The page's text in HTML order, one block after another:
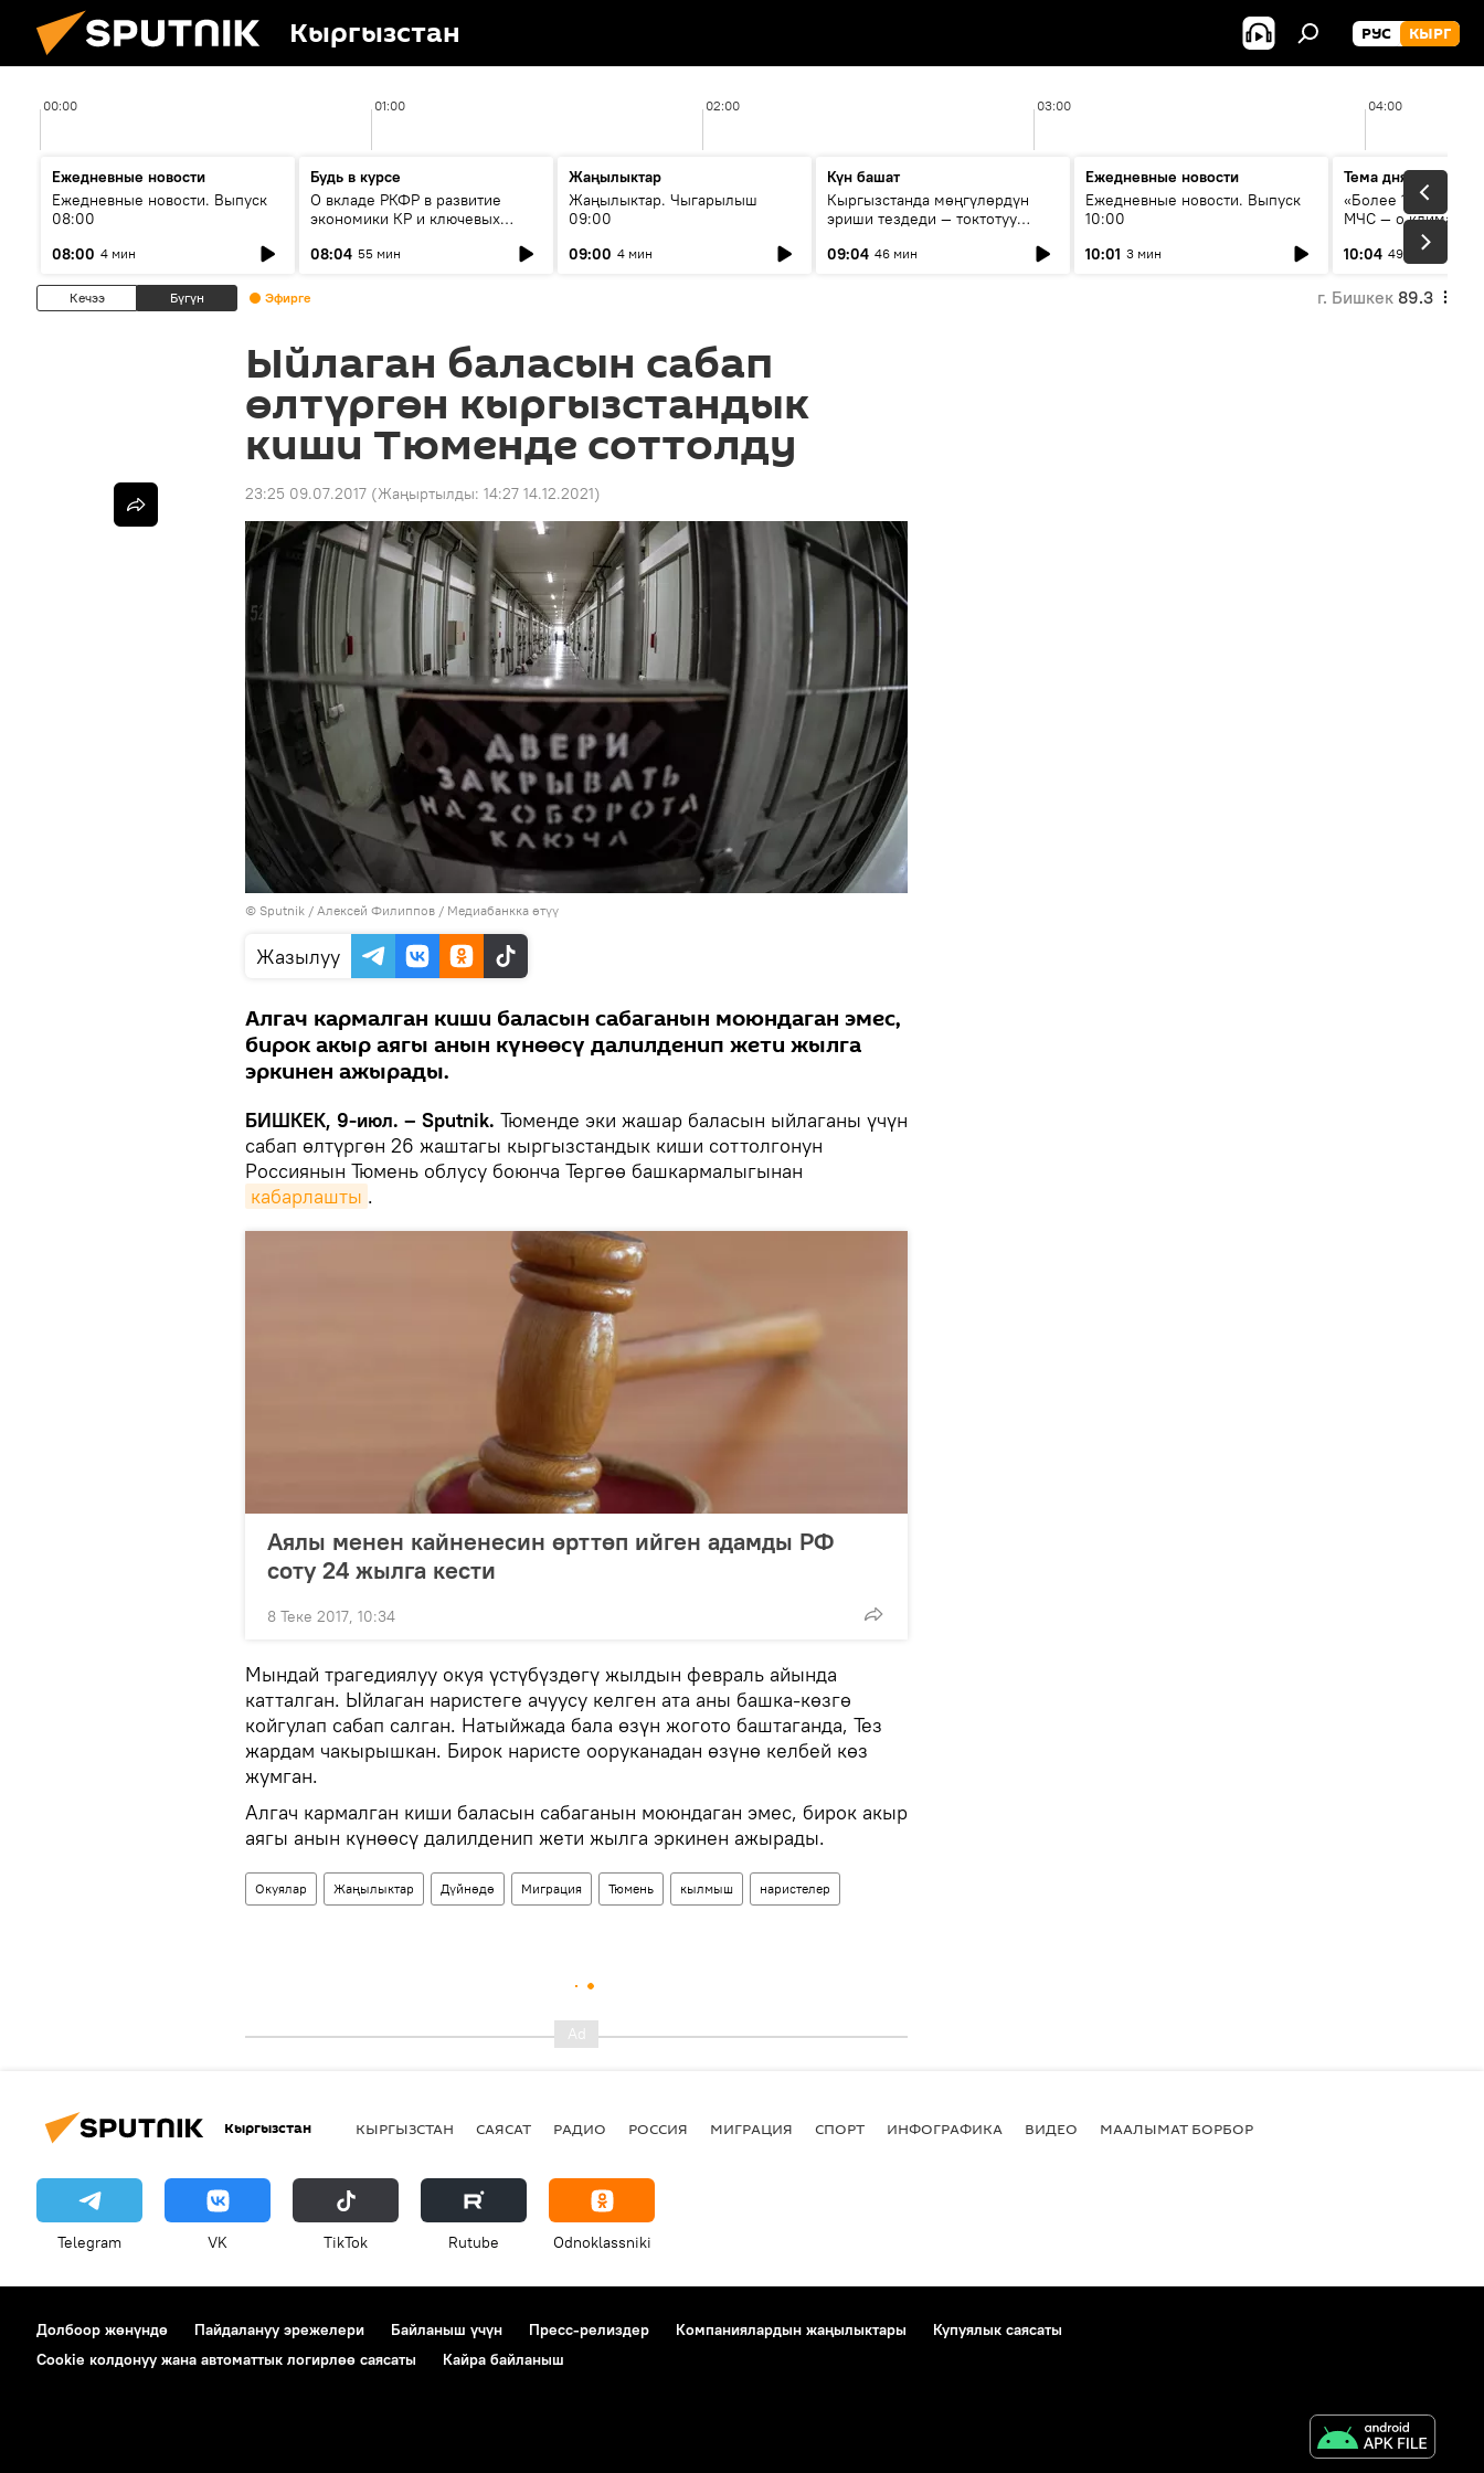
Кыргызстан РУС КЫРГ
00:00 01:00 02:00 03:00 04:00
Ежедневные новости
Ежедневные новости. Выпуск
08:00
08:00 4 мин
Будь в курсе
О вкладе РКФР в развитие
экономики КР и ключевых
08:04 55 мин
Жаңылыктар
Жаңылыктар. Чыгарылыш
09:00
09:00 4 мин
Күн башат
Кыргызстанда мөңгүлөрдүн
эриши тездеди — токтотуу
09:04 46 мин
Ежедневные новости
Ежедневные новости. Выпуск
10:00
10:01 3 мин
Тема дня
«Более 1200 сёл в
МЧС — о климате,
системе
населения
10:04 49 мин
Кечээ Бүгүн Эфирге г. Бишкек 89.3
Ыйлаган баласын сабап
өлтүргөн кыргызстандык
киши Тюменде соттолду
23:25 09.07.2017 (Жаңыртылды: 14:27 14.12.2021)
© Sputnik / Алексей Филиппов / Медиабанкка өтүү
Жазылуу
Алгач кармалган киши баласын сабаганын моюндаган эмес,
бирок акыр аягы анын күнөөсү далилденип жети жылга
эркинен ажырады.
БИШКЕК, 9-июл. – Sputnik. Тюменде эки жашар баласын ыйлаганы үчүн
сабап өлтүргөн 26 жаштагы кыргызстандык киши соттолгонун
Россиянын Тюмень облусу боюнча Тергөө башкармалыгынан
кабарлашты .
Аялы менен кайненесин өрттөп ийген адамды РФ
соту 24 жылга кести
8 Теке 2017, 10:34
Мындай трагедиялуу окуя үстүбүздөгү жылдын февраль айында
катталган. Ыйлаган наристеге ачуусу келген ата аны башка-көзгө
койгулап сабап салган. Натыйжада бала өзүн жогото баштаганда, Тез
жардам чакырышкан. Бирок наристе ооруканадан өзүнө келбей көз
жумган.
Алгач кармалган киши баласын сабаганын моюндаган эмес, бирок акыр
аягы анын күнөөсү далилденип жети жылга эркинен ажырады.
Окуялар Жаңылыктар Дүйнөдө Миграция Тюмень кылмыш наристелер
Кыргызстан КЫРГЫЗСТАН САЯСАТ РАДИО РОССИЯ МИГРАЦИЯ СПОРТ ИНФОГРАФИКА ВИДЕО МААЛЫМАТ БОРБОР
Telegram VK ТikТоk Rutube Odnoklassniki
Долбоор жөнүндө Пайдалануу эрежелери Байланыш үчүн Пресс-релиздер Компаниялардын жаңылыктары
Купуялык саясаты
Cookie колдонуу жана автоматтык логирлөө саясаты
Кайра байланыш